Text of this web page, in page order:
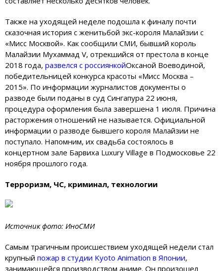
Также на уходящей неделе подошла к финалу почти
сказочная история с женитьбой экс-короля Малайзии с
«Мисс Москвой». Как сообщили СМИ, бывший король
Малайзии Мухаммад V, отрекшийся от престола в конце
2018 года, развелся с россиянкойОксаной Воеводиной,
победительницей конкурса красоты «Мисс Москва –
2015». По информации журналистов документы о
разводе были поданы в суд Сингапура 22 июня,
процедура оформления была завершена 1 июля. Причина
расторжения отношений не называется. Официальной
информации о разводе бывшего короля Малайзии не
поступало. Напомним, их свадьба состоялось в
концертном зале Барвиха Luxury Village в Подмосковье 22
ноября прошлого года.
Терроризм, ЧС, криминал, технологии
Источник фото: ИноСМИ
Самым трагичным происшествием уходящей недели стал
крупный пожар в студии Kyoto Animation в Японии,
занимающейся производством аниме. Он произошел